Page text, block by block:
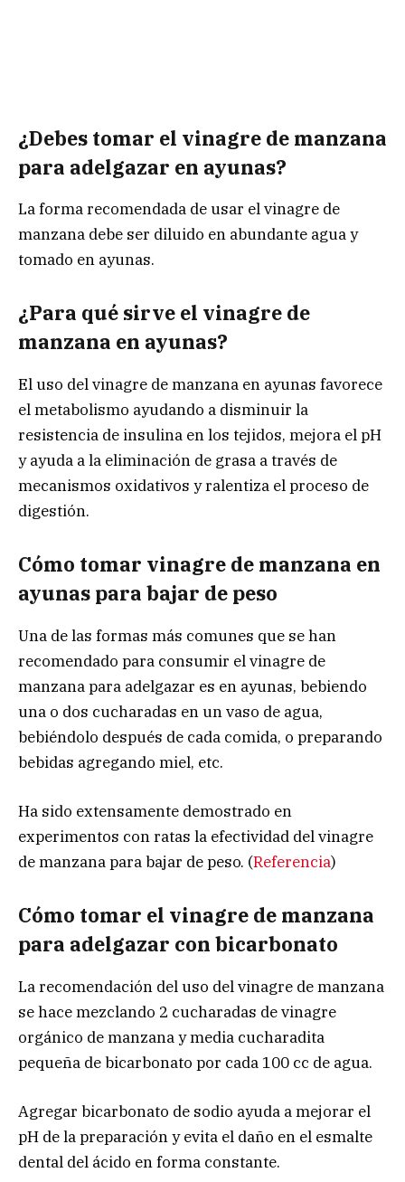
¿Debes tomar el vinagre de manzana
para adelgazar en ayunas?
La forma recomendada de usar el vinagre de
manzana debe ser diluido en abundante agua y
tomado en ayunas.
¿Para qué sirve el vinagre de
manzana en ayunas?
El uso del vinagre de manzana en ayunas favorece
el metabolismo ayudando a disminuir la
resistencia de insulina en los tejidos, mejora el pH
y ayuda a la eliminación de grasa a través de
mecanismos oxidativos y ralentiza el proceso de
digestión.
Cómo tomar vinagre de manzana en
ayunas para bajar de peso
Una de las formas más comunes que se han
recomendado para consumir el vinagre de
manzana para adelgazar es en ayunas, bebiendo
una o dos cucharadas en un vaso de agua,
bebiéndolo después de cada comida, o preparando
bebidas agregando miel, etc.
Ha sido extensamente demostrado en
experimentos con ratas la efectividad del vinagre
de manzana para bajar de peso. (Referencia)
Cómo tomar el vinagre de manzana
para adelgazar con bicarbonato
La recomendación del uso del vinagre de manzana
se hace mezclando 2 cucharadas de vinagre
orgánico de manzana y media cucharadita
pequeña de bicarbonato por cada 100 cc de agua.
Agregar bicarbonato de sodio ayuda a mejorar el
pH de la preparación y evita el daño en el esmalte
dental del ácido en forma constante.